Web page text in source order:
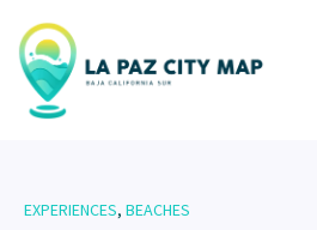
EXPERIENCES, BEACHES